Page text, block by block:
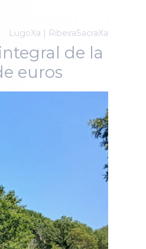
LugoXa | RibeiraSacraXa
de la
euros